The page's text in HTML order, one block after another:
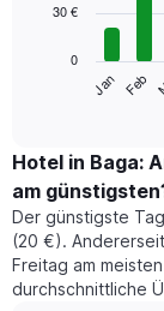
bars.
Das
folgende
den
Zimmerpreis
im
jeweiligen
Monat
an.
Jan Feb
0
30 €
Hotel in Baga:
am
Der günstigste
(20 €).
Freitag am
durchschnittliche